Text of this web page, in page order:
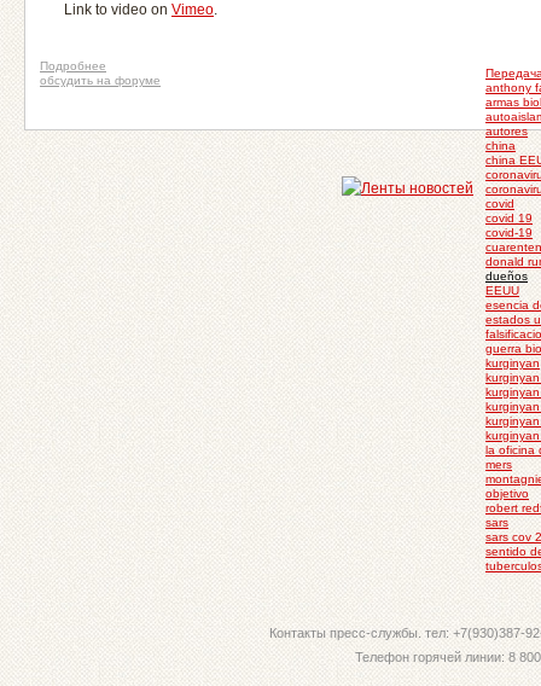
Link to video on Vimeo.
anthony
armas
autores
china
china
covid
covid 19
covid-19
donald
dueños
EEUU
esencia
estados
guerra
kurginyan
la oficina
mers
objetivo
robert
sars
sars cov 2
sentido
Подробнее
обсудить на форуме
Контакты пресс-службы. тел: +7(930)387-
Телефон горячей линии: 8